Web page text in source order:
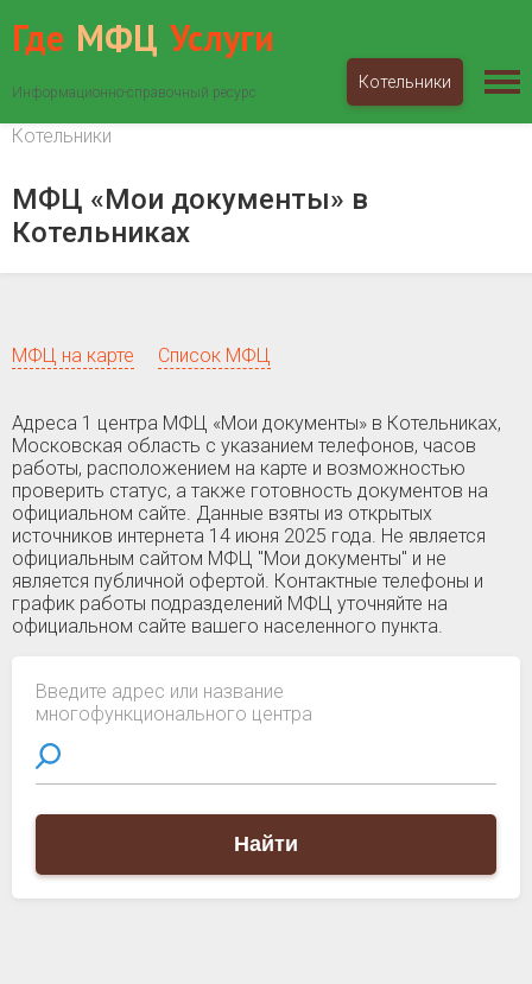
Где МФЦ Услуги
Информационно-справочный ресурс
Котельники
Московская область
Котельники
МФЦ «Мои документы» в
Котельниках
МФЦ на карте Список МФЦ
Адреса 1 центра МФЦ «Мои документы» в Котельниках,
Московская область c указанием телефонов, часов
работы, расположением на карте и возможностью
проверить статус, а также готовность документов на
официальном сайте. Данные взяты из открытых
источников интернета 14 июня 2025 года. Не является
официальным сайтом МФЦ "Мои документы" и не
является публичной офертой. Контактные телефоны и
график работы подразделений МФЦ уточняйте на
официальном сайте вашего населенного пункта.
Введите адрес или название
многофункционального центра
Найти